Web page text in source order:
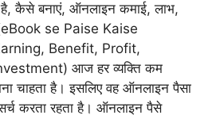
कैसे बनाएं, ऑनलाइन कमाई, लाभ,
(eBook se Paise Kaise
Benefit, Profit,
आज हर व्यक्ति कम
चाहता है। इसलिए वह ऑनलाइन पैसा
करता रहता है। ऑनलाइन पैसे